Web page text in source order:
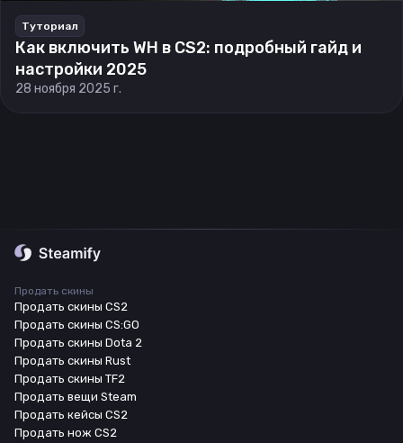
Туториал
Как включить WH в CS2: подробный гайд и
настройки 2025
28 ноября 2025 г.
Продать скины
Продать скины CS2
Продать скины CS:GO
Продать скины Dota 2
Продать скины Rust
Продать скины TF2
Продать вещи Steam
Продать кейсы CS2
Продать нож CS2